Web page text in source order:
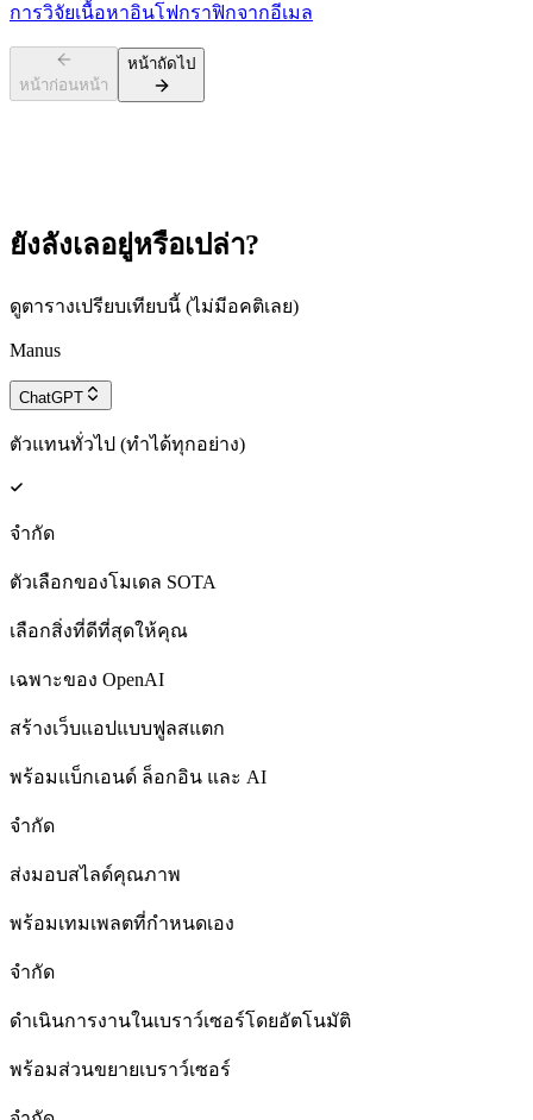
การวิจัยเนื้อหาอินโฟกราฟิกจากอีเมล
หน้าก่อนหน้า
หน้าถัดไป
ยังลังเลอยู่หรือเปล่า?
ดูตารางเปรียบเทียบนี้ (ไม่มีอคติเลย)
Manus
ChatGPT
ตัวแทนทั่วไป (ทำได้ทุกอย่าง)
จำกัด
ตัวเลือกของโมเดล SOTA
เลือกสิ่งที่ดีที่สุดให้คุณ
เฉพาะของ OpenAI
สร้างเว็บแอปแบบฟูลสแตก
พร้อมแบ็กเอนด์ ล็อกอิน และ AI
จำกัด
ส่งมอบสไลด์คุณภาพ
พร้อมเทมเพลตที่กำหนดเอง
จำกัด
ดำเนินการงานในเบราว์เซอร์โดยอัตโนมัติ
พร้อมส่วนขยายเบราว์เซอร์